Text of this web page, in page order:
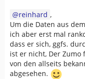
reinhard ,
Um die Daten aus
ich aber erst mal
dass er sich, ggfs.
ist er nicht, Der
von den allseits
abgesehen.